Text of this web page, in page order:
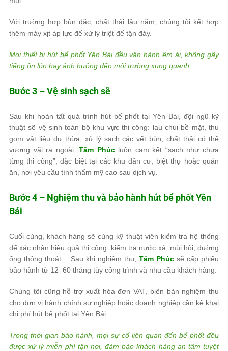
Với trường hợp bùn đặc, chất thải lâu năm, chúng tôi kết hợp
thêm máy xịt áp lực để xử lý triệt để tận đáy.
Mọi thiết bị hút bể phốt Yên Bái đều vận hành êm ái, không gây
tiếng ồn lớn hay ảnh hưởng đến môi trường xung quanh.
Bước 3 – Vệ sinh sạch sẽ
Sau khi hoàn tất quá trình hút bể phốt tại Yên Bái, đội ngũ kỹ
thuật sẽ vệ sinh toàn bộ khu vực thi công: lau chùi bề mặt, thu
gom vật liệu dư thừa, xử lý sạch các vết bùn, chất thải có thể
vương vãi ra ngoài.Tâm Phúcluôn cam kết “sạch như chưa
từng thi công”, đặc biệt tại các khu dân cư, biệt thự hoặc quán
ăn, nơi yêu cầu tính thẩm mỹ cao sau dịch vụ.
Bước 4 – Nghiệm thu và bảo hành hút bể phốt Yên
Bái
Cuối cùng, khách hàng sẽ cùng kỹ thuật viên kiểm tra hệ thống
để xác nhận hiệu quả thi công: kiểm tra nước xả, mùi hôi, đường
ống thông thoát… Sau khi nghiệm thu, Tâm Phúc sẽ cấp phiếu
bảo hành từ 12–60 tháng tùy công trình và nhu cầu khách hàng.
Chúng tôi cũng hỗ trợ xuất hóa đơn VAT, biên bản nghiệm thu
cho đơn vị hành chính sự nghiệp hoặc doanh nghiệp cần kê khai
chi phí hút bể phốt tại Yên Bái.
Trong thời gian bảo hành, mọi sự cố liên quan đến bể phốt đều
được xử lý miễn phí tận nơi, đảm bảo khách hàng an tâm tuyệt